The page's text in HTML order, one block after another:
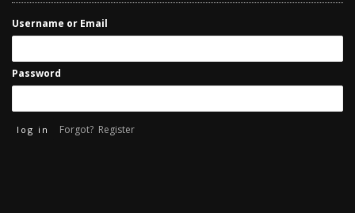
Username or Email
Password
Forgot? Register